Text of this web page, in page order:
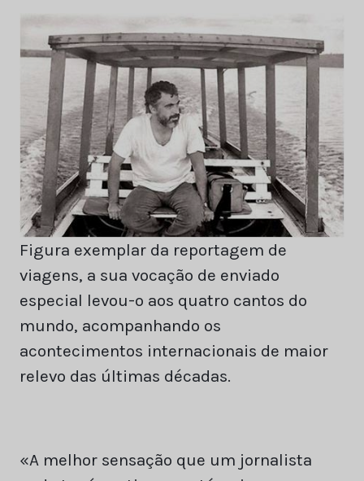
Figura exemplar da reportagem de
viagens, a sua vocação de enviado
especial levou-o aos quatro cantos do
mundo, acompanhando os
acontecimentos internacionais de maior
relevo das últimas décadas.
«A melhor sensação que um jornalista